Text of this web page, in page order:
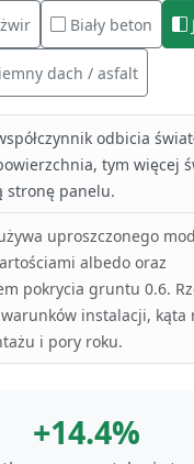
Biały beton
dach / asfalt
odbicia
tym więcej
stronę panelu.
uproszczonego
albedo oraz
pokrycia gruntu 0.6.
instalacji, kąta
i pory roku.
+14.4%